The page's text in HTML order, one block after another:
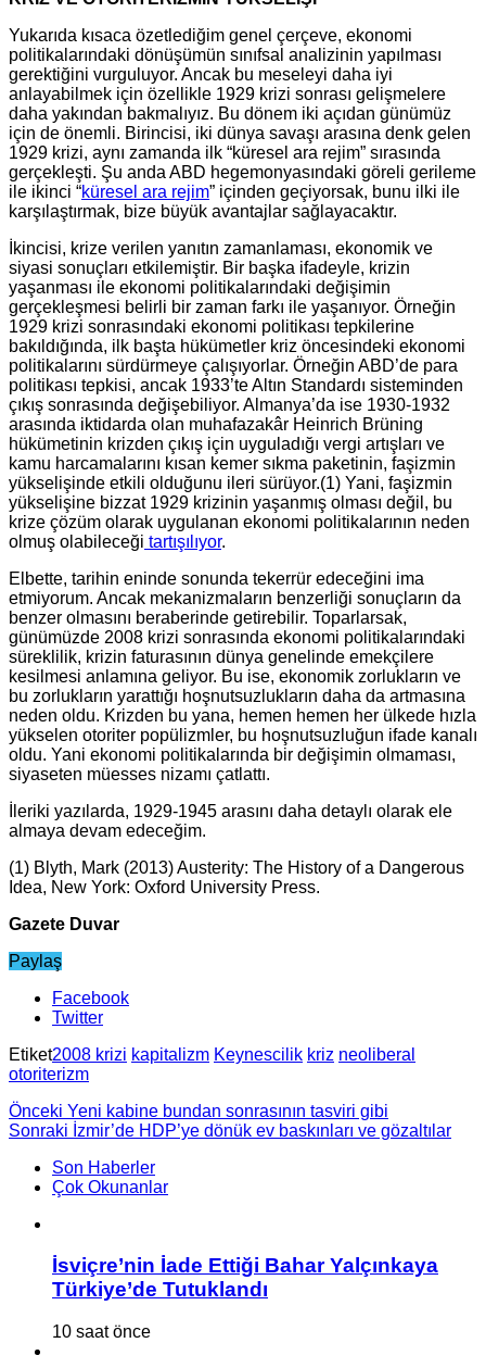
Yukarıda kısaca özetlediğim genel çerçeve, ekonomi
politikalarındaki dönüşümün sınıfsal analizinin yapılması
gerektiğini vurguluyor. Ancak bu meseleyi daha iyi
anlayabilmek için özellikle 1929 krizi sonrası gelişmelere
daha yakından bakmalıyız. Bu dönem iki açıdan günümüz
için de önemli. Birincisi, iki dünya savaşı arasına denk gelen
1929 krizi, aynı zamanda ilk “küresel ara rejim” sırasında
gerçekleşti. Şu anda ABD hegemonyasındaki göreli gerileme
ile ikinci “küresel ara rejim” içinden geçiyorsak, bunu ilki ile
karşılaştırmak, bize büyük avantajlar sağlayacaktır.
İkincisi, krize verilen yanıtın zamanlaması, ekonomik ve
siyasi sonuçları etkilemiştir. Bir başka ifadeyle, krizin
yaşanması ile ekonomi politikalarındaki değişimin
gerçekleşmesi belirli bir zaman farkı ile yaşanıyor. Örneğin
1929 krizi sonrasındaki ekonomi politikası tepkilerine
bakıldığında, ilk başta hükümetler kriz öncesindeki ekonomi
politikalarını sürdürmeye çalışıyorlar. Örneğin ABD’de para
politikası tepkisi, ancak 1933’te Altın Standardı sisteminden
çıkış sonrasında değişebiliyor. Almanya’da ise 1930-1932
arasında iktidarda olan muhafazakâr Heinrich Brüning
hükümetinin krizden çıkış için uyguladığı vergi artışları ve
kamu harcamalarını kısan kemer sıkma paketinin, faşizmin
yükselişinde etkili olduğunu ileri sürüyor.(1) Yani, faşizmin
yükselişine bizzat 1929 krizinin yaşanmış olması değil, bu
krize çözüm olarak uygulanan ekonomi politikalarının neden
olmuş olabileceği tartışılıyor.
Elbette, tarihin eninde sonunda tekerrür edeceğini ima
etmiyorum. Ancak mekanizmaların benzerliği sonuçların da
benzer olmasını beraberinde getirebilir. Toparlarsak,
günümüzde 2008 krizi sonrasında ekonomi politikalarındaki
süreklilik, krizin faturasının dünya genelinde emekçilere
kesilmesi anlamına geliyor. Bu ise, ekonomik zorlukların ve
bu zorlukların yarattığı hoşnutsuzlukların daha da artmasına
neden oldu. Krizden bu yana, hemen hemen her ülkede hızla
yükselen otoriter popülizmler, bu hoşnutsuzluğun ifade kanalı
oldu. Yani ekonomi politikalarında bir değişimin olmaması,
siyaseten müesses nizamı çatlattı.
İleriki yazılarda, 1929-1945 arasını daha detaylı olarak ele
almaya devam edeceğim.
(1) Blyth, Mark (2013) Austerity: The History of a Dangerous
Idea, New York: Oxford University Press.
Gazete Duvar
Paylaş
Facebook
Twitter
Etiket2008 krizi kapitalizm Keynescilik kriz neoliberal
otoriterizm
Önceki Yeni kabine bundan sonrasının tasviri gibi
Sonraki İzmir’de HDP’ye dönük ev baskınları ve gözaltılar
Son Haberler
Çok Okunanlar
İsviçre’nin İade Ettiği Bahar Yalçınkaya
Türkiye’de Tutuklandı
10 saat önce